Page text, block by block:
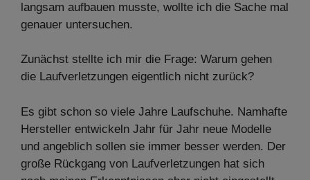
langsam aufbauen musste, wollte ich die Sache mal
genauer untersuchen.
Zunächst stellte ich mir die Frage: Warum gehen
die Laufverletzungen eigentlich nicht zurück?
Es gibt schon so viele Jahre Laufschuhe. Namhafte
Hersteller entwickeln Jahr für Jahr neue Modelle
und angeblich sollen sie immer besser werden. Der
große Rückgang von Laufverletzungen hat sich